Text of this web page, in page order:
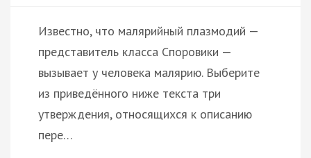
Известно, что малярийный плазмодий —
представитель класса Споровики —
вызывает у человека малярию. Выберите
из приведённого ниже текста три
утверждения, относящихся к описанию
пере…